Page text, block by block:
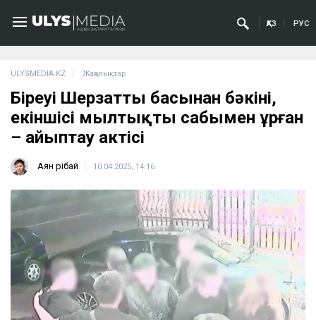
ҚАЗ РУС
ULYSMEDIA.KZ Жаңалықтар
Біреуі Шерзаттың басынан бәкінің,
екіншісі мылтықтың сабымен ұрған
– айыптау актісі
Аян Өрібай 10.04.2025, 14:16